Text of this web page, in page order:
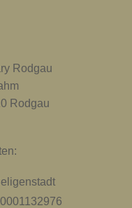
Rodgau
Rodgau